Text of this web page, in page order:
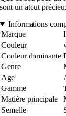
sont un atout
Informations
Marque
Couleur
Couleur dominante
Genre
Age
Gamme
Matière principale
Semelle